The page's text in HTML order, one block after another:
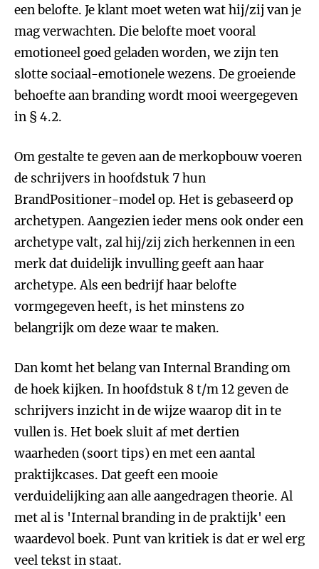
een belofte. Je klant moet weten wat hij/zij van je
mag verwachten. Die belofte moet vooral
emotioneel goed geladen worden, we zijn ten
slotte sociaal-emotionele wezens. De groeiende
behoefte aan branding wordt mooi weergegeven
in § 4.2.
Om gestalte te geven aan de merkopbouw voeren
de schrijvers in hoofdstuk 7 hun
BrandPositioner-model op. Het is gebaseerd op
archetypen. Aangezien ieder mens ook onder een
archetype valt, zal hij/zij zich herkennen in een
merk dat duidelijk invulling geeft aan haar
archetype. Als een bedrijf haar belofte
vormgegeven heeft, is het minstens zo
belangrijk om deze waar te maken.
Dan komt het belang van Internal Branding om
de hoek kijken. In hoofdstuk 8 t/m 12 geven de
schrijvers inzicht in de wijze waarop dit in te
vullen is. Het boek sluit af met dertien
waarheden (soort tips) en met een aantal
praktijkcases. Dat geeft een mooie
verduidelijking aan alle aangedragen theorie. Al
met al is 'Internal branding in de praktijk' een
waardevol boek. Punt van kritiek is dat er wel erg
veel tekst in staat.